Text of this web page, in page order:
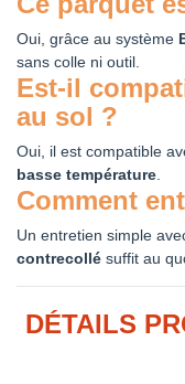
Oui, grâce au système
sans colle ni outil.
Est-il
au sol ?
Oui, il est compatible
basse température
Comment
Un entretien simple
contrecollé suffit au
DÉTAILS